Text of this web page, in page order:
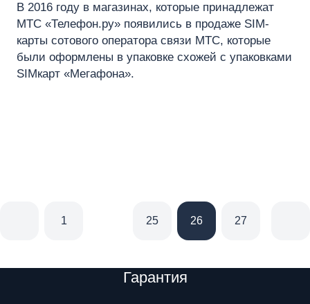
В 2016 году в магазинах, которые принадлежат
МТС «Телефон.ру» появились в продаже SIM-
карты сотового оператора связи МТС, которые
были оформлены в упаковке схожей с упаковками
SIMкарт «Мегафона».
1 25 26 27
Гарантия